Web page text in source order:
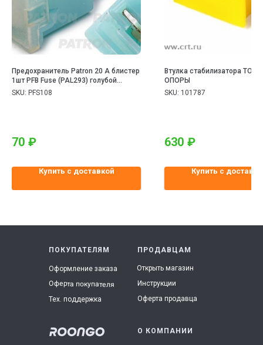
Предохранитель Patron 20 А блистер
1шт PFB Fuse (PAL293) голубой
30x15.5x12.5mm
SKU: PFS108
70 ₽
Купить с доставкой
Втулка стабилизатора
ОПОРЫ
SKU: 101787
630 ₽
Купить с
ПРОДАВЦАМ
Оферта продавца
Инструкции
Открыть магазин
ПОКУПАТЕЛЯМ
Тех. поддержка
Оферта покупателя
Оформление заказа
О КОМПАНИИ